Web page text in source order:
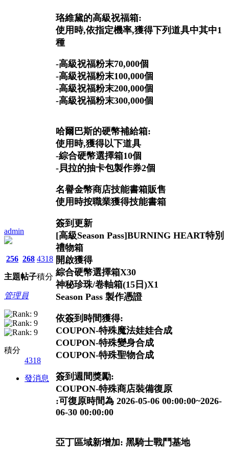
admin
256
主題
268
帖子
4318
積分
管理員
積分
4318
發消息
珞維黛的高級祝福箱:
使用時,依指定機率,獲得下列道具中其中1
種
-高級祝福粉末70,000個
-高級祝福粉末100,000個
-高級祝福粉末200,000個
-高級祝福粉末300,000個
哈爾巴斯的硬幣補給箱:
使用時,獲得以下道具
-綜合硬幣選擇箱10個
-貝拉的抽卡包製作券2個
名譽金幣商店技能書箱販售
使用時按職業獲得技能書箱
簽到更新
[高級Season Pass]BURNING HEART特別
禮物箱
開啟獲得
綜合硬幣選擇箱X30
神秘珍珠/卷軸箱(15日)X1
Season Pass 製作憑證
依簽到時間獲得:
COUPON-特殊魔法娃娃合成
COUPON-特殊變身合成
COUPON-特殊聖物合成
簽到週間獎勵:
COUPON-特殊商店裝備復原
:可復原時間為 2026-05-06 00:00:00~2026-
06-30 00:00:00
亞丁區域新增加: 黑騎士戰鬥基地